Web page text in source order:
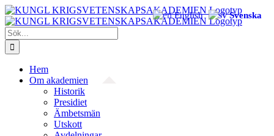
Fortsätt
till
innehållet
Sök
efter:
Hem
Om akademien
Historik
Presidiet
Ämbetsmän
Utskott
English Svenska